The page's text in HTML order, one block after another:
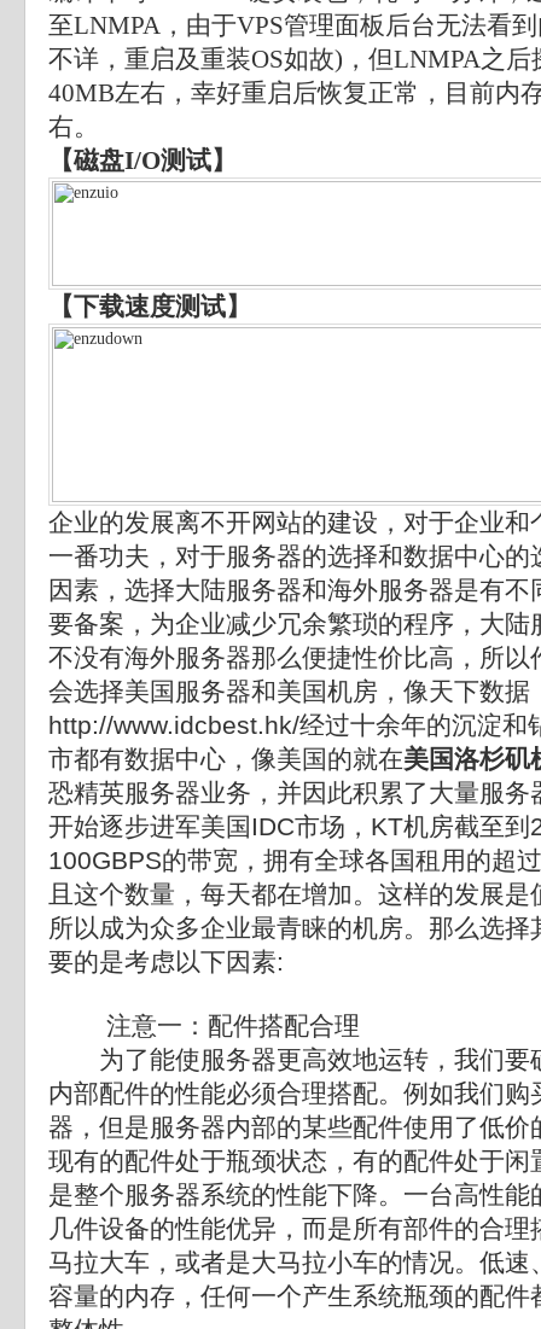
至LNMPA，由于VPS管理面板后台无法看
不详，重启及重装OS如故)，但LNMPA之
40MB左右，幸好重启后恢复正常，目前内
右。
【磁盘I/O测试】
【下载速度测试】
企业的发展离不开网站的建设，对于企业和
一番功夫，对于服务器的选择和数据中心的
因素，选择大陆服务器和海外服务器是有
要备案，为企业减少冗余繁琐的程序，大陆
不没有海外服务器那么便捷性价比高，所以
会选择美国服务器和美国机房，像天下数据
http://www.idcbest.hk/经过十余年的沉淀和
市都有数据中心，像美国的就在美国洛杉矶
恐精英服务器业务，并因此积累了大量服务
开始逐步进军美国IDC市场，KT机房截至
100GBPS的带宽，拥有全球各国租用的超
且这个数量，每天都在增加。这样的发展
所以成为众多企业最青睐的机房。那么选择
要的是考虑以下因素:
注意一：配件搭配合理
为了能使服务器更高效地运转，我们要
内部配件的性能必须合理搭配。例如我们购
器，但是服务器内部的某些配件使用了低价
现有的配件处于瓶颈状态，有的配件处于闲
是整个服务器系统的性能下降。一台高性能
几件设备的性能优异，而是所有部件的合
马拉大车，或者是大马拉小车的情况。低速
容量的内存，任何一个产生系统瓶颈的配件